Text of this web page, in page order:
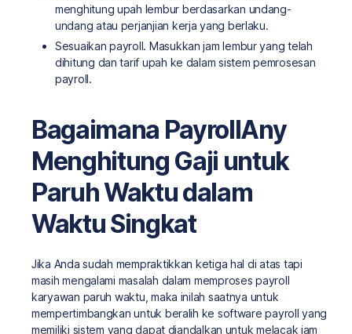
menghitung upah lembur berdasarkan undang-
undang atau perjanjian kerja yang berlaku.
Sesuaikan payroll. Masukkan jam lembur yang telah
dihitung dan tarif upah ke dalam sistem pemrosesan
payroll.
Bagaimana PayrollAny
Menghitung Gaji untuk
Paruh Waktu dalam
Waktu Singkat
Jika Anda sudah mempraktikkan ketiga hal di atas tapi
masih mengalami masalah dalam memproses payroll
karyawan paruh waktu, maka inilah saatnya untuk
mempertimbangkan untuk beralih ke software payroll yang
memiliki sistem yang dapat diandalkan untuk melacak jam